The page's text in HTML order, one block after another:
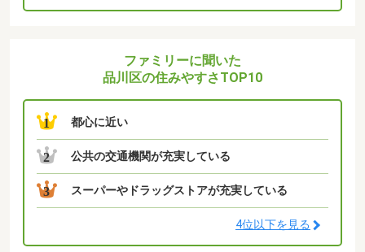
ファミリーに聞いた
品川区の住みやすさTOP10
1 都心に近い
2 公共の交通機関が充実している
3 スーパーやドラッグストアが充実している
4位以下を見る